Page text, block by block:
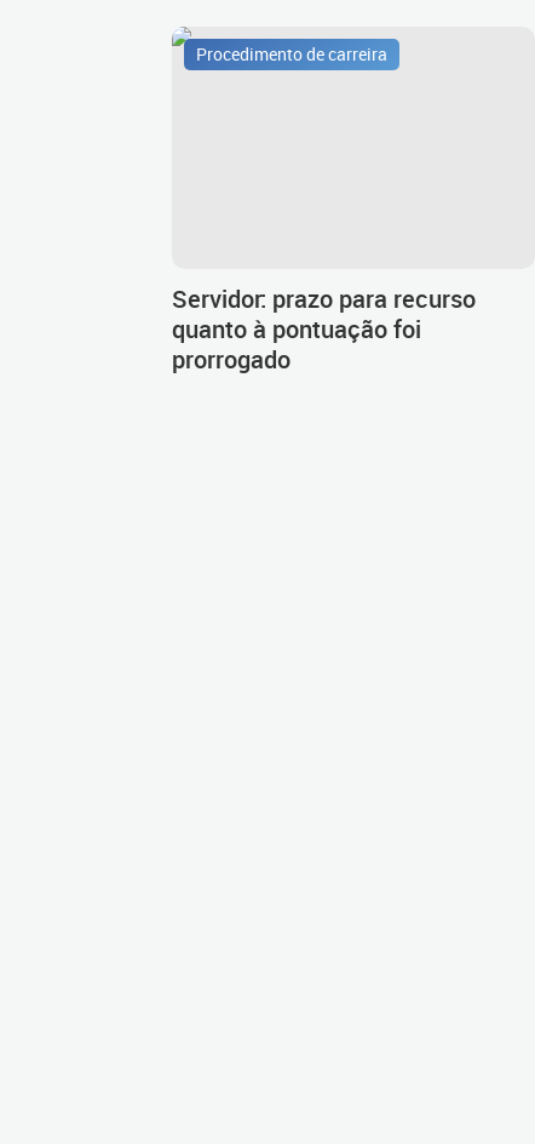
Procedimento de carreira
Servidor: prazo para recurso
quanto à pontuação foi
prorrogado